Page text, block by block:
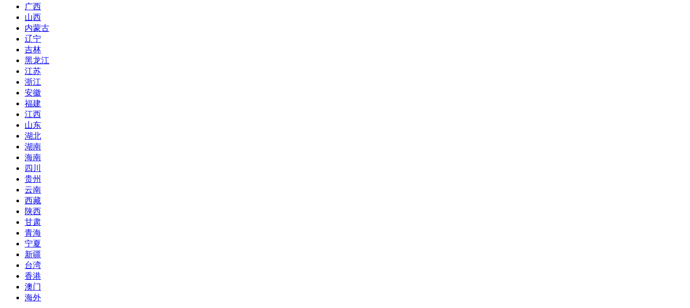
广西
山西
内蒙古
辽宁
吉林
黑龙江
江苏
浙江
安徽
福建
江西
山东
湖北
湖南
海南
四川
贵州
云南
西藏
陕西
甘肃
青海
宁夏
新疆
台湾
香港
澳门
海外